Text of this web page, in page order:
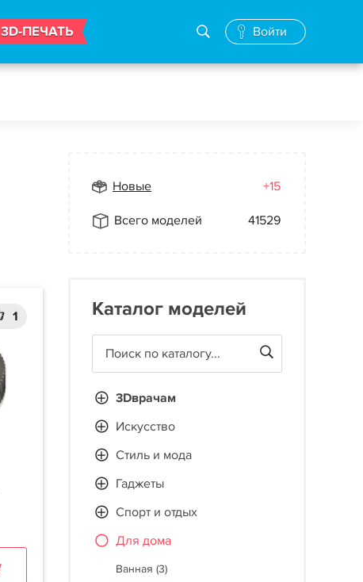
3D-ПЕЧАТЬ Войти
1
Новые +15
Всего моделей 41529
Каталог моделей
3Dврачам
Искусство
Стиль и мода
Гаджеты
Спорт и отдых
Для дома
Ванная (3)